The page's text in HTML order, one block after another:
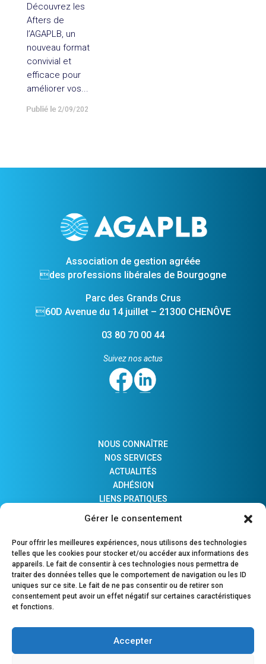
Gérer le consentement
Pour offrir les meilleures expériences, nous utilisons des technologies
telles que les cookies pour stocker et/ou accéder aux informations des
appareils. Le fait de consentir à ces technologies nous permettra de
traiter des données telles que le comportement de navigation ou les ID
uniques sur ce site. Le fait de ne pas consentir ou de retirer son
consentement peut avoir un effet négatif sur certaines caractéristiques
et fonctions.
Accepter
Découvrez les
Afters de
l’AGAPLB, un
nouveau format
convivial et
efficace pour
améliorer vos...
2/09/2024
Association de gestion agréée
des professions libérales de Bourgogne
Parc des Grands Crus
60D Avenue du 14 juillet – 21300 CHENÔVE
03 80 70 00 44
Suivez nos actus
NOUS CONNAÎTRE
NOS SERVICES
ACTUALITÉS
ADHÉSION
LIENS PRATIQUES
POURQUOI ADHÉRER ?
OUTILS DE PILOTAGE
OUTILS DE GESTION
PARTENAIRE DE LA PROFESSION COMPTABLE